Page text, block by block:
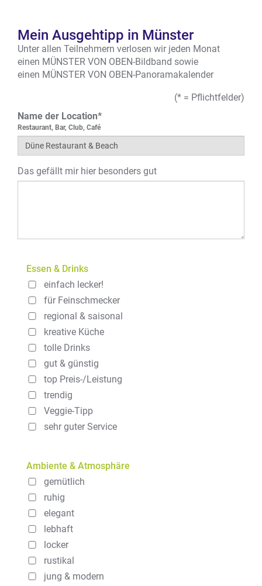
Mein Ausgehtipp in Münster
Unter allen Teilnehmern verlosen wir jeden Monat
einen MÜNSTER VON OBEN-Bildband sowie
einen MÜNSTER VON OBEN-Panoramakalender
(* = Pflichtfelder)
Name der Location*
Restaurant, Bar, Club, Café
Das gefällt mir hier besonders gut
Essen & Drinks
einfach lecker!
für Feinschmecker
regional & saisonal
kreative Küche
tolle Drinks
gut & günstig
top Preis-/Leistung
trendig
Veggie-Tipp
sehr guter Service
Ambiente & Atmosphäre
gemütlich
ruhig
elegant
lebhaft
locker
rustikal
jung & modern